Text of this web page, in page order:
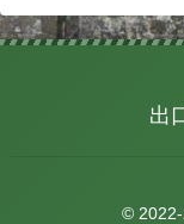
出
© 2022-